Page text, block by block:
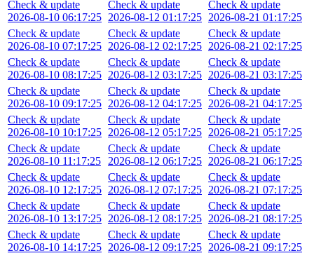
Check & update
2026-08-10 06:17:25
Check & update
2026-08-10 07:17:25
Check & update
2026-08-10 08:17:25
Check & update
2026-08-10 09:17:25
Check & update
2026-08-10 10:17:25
Check & update
2026-08-10 11:17:25
Check & update
2026-08-10 12:17:25
Check & update
2026-08-10 13:17:25
Check & update
2026-08-10 14:17:25
Check & update
2026-08-12 01:17:25
Check & update
2026-08-12 02:17:25
Check & update
2026-08-12 03:17:25
Check & update
2026-08-12 04:17:25
Check & update
2026-08-12 05:17:25
Check & update
2026-08-12 06:17:25
Check & update
2026-08-12 07:17:25
Check & update
2026-08-12 08:17:25
Check & update
2026-08-12 09:17:25
Check & update
2026-08-21 01:17:25
Check & update
2026-08-21 02:17:25
Check & update
2026-08-21 03:17:25
Check & update
2026-08-21 04:17:25
Check & update
2026-08-21 05:17:25
Check & update
2026-08-21 06:17:25
Check & update
2026-08-21 07:17:25
Check & update
2026-08-21 08:17:25
Check & update
2026-08-21 09:17:25